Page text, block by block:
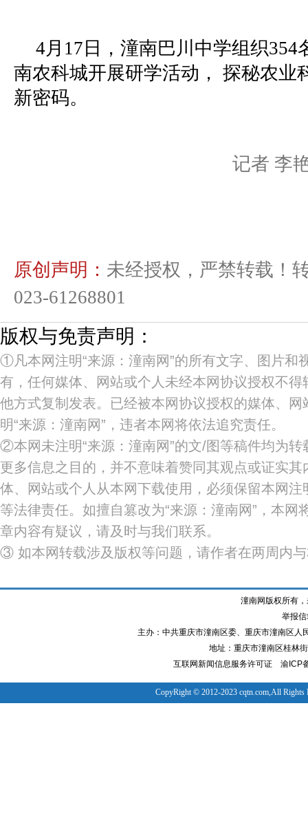
4月17日，潼南巴川中学组织354
南农科城开展研学活动， 探秘农业
新密码。
记者 李
原创声明： 未经授权，严禁转载！
023-61268801
版权与免责声明：
①凡本网注明“来源：潼南网”的所有文字、图片和
有，任何媒体、网站或个人未经本网协议授权不
他方式复制发表。已经被本网协议授权的媒体、
明“来源：潼南网”，违者本网将依法追究责任。
②本网未注明“来源：潼南网”的文/图等稿件均为
更多信息之目的，并不意味着赞同其观点或证实
体、网站或个人从本网下载使用，必须保留本网注
等法律责任。如擅自篡改为“来源：潼南网”，本网
章内容有疑议，请及时与我们联系。
③ 如本网转载涉及版权等问题，请作者在两周内
潼南网版权所有
举报
主办：中共重庆市潼南区委、重庆市潼南区
地址：重庆市潼南区桂林
互联网新闻信息服务许可证
渝ICP
CopyRight © 2012-2023 cqtn.com,All Rights